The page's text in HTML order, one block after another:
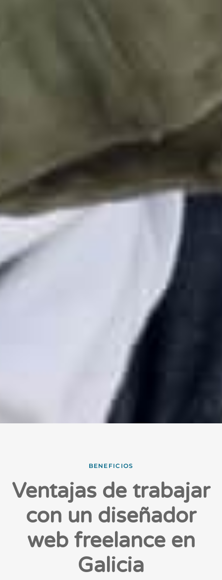
BENEFICIOS
Ventajas de trabajar
con un diseñador
web freelance en
Galicia